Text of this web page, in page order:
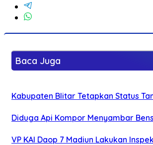
Baca Juga
Kabupaten Blitar Tetapkan Status
Diduga Api Kompor Menyambar
VP KAI Daop 7 Madiun Lakukan